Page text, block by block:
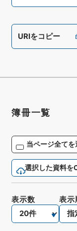
URIをコピー
簿冊一覧
当ページ全て
選択した資料を
表示数 表示